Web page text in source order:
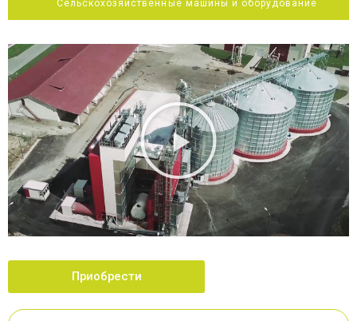
Сельскохозяйственные машины и оборудование
Приобрести